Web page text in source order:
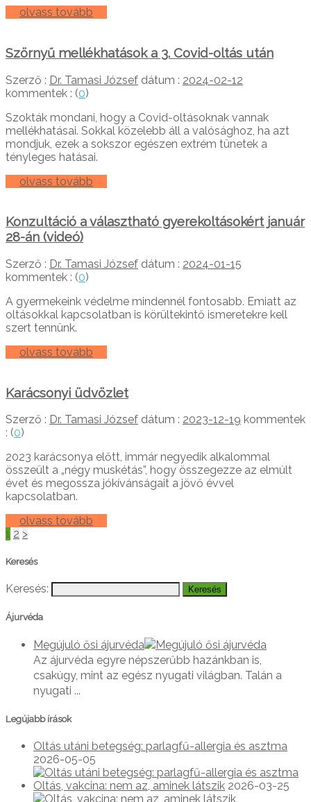
olvass tovább
Szörnyű mellékhatások a 3. Covid-oltás után
Szerző : Dr. Tamasi József dátum : 2024-02-12
kommentek : (0)
Szokták mondani, hogy a Covid-oltásoknak vannak
mellékhatásai. Sokkal közelebb áll a valósághoz, ha azt
mondjuk, ezek a sokszor egészen extrém tünetek a
tényleges hatásai.
olvass tovább
Konzultáció a választható gyerekoltásokért január
28-án (videó)
Szerző : Dr. Tamasi József dátum : 2024-01-15
kommentek : (0)
A gyermekeink védelme mindennél fontosabb. Emiatt az
oltásokkal kapcsolatban is körültekintő ismeretekre kell
szert tennünk.
olvass tovább
Karácsonyi üdvözlet
Szerző : Dr. Tamasi József dátum : 2023-12-19 kommentek
: (0)
2023 karácsonya előtt, immár negyedik alkalommal
összeült a „négy muskétás”, hogy összegezze az elmúlt
évet és megossza jókívánságait a jövő évvel
kapcsolatban.
olvass tovább
1 2 >
Keresés
Keresés:
Ájurvéda
Megújuló ősi ájurvéda
Az ájurvéda egyre népszerűbb hazánkban is,
csakúgy, mint az egész nyugati világban. Talán a
nyugati ...
Legújabb írások
Oltás utáni betegség: parlagfű-allergia és asztma
2026-05-05
Oltás, vakcina: nem az, aminek látszik 2026-03-25